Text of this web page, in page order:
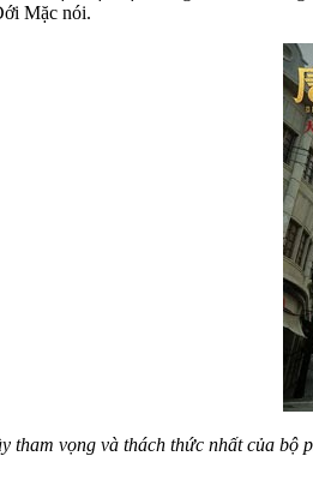
Mặc nói.
tham vọng và thách thức nhất của bộ